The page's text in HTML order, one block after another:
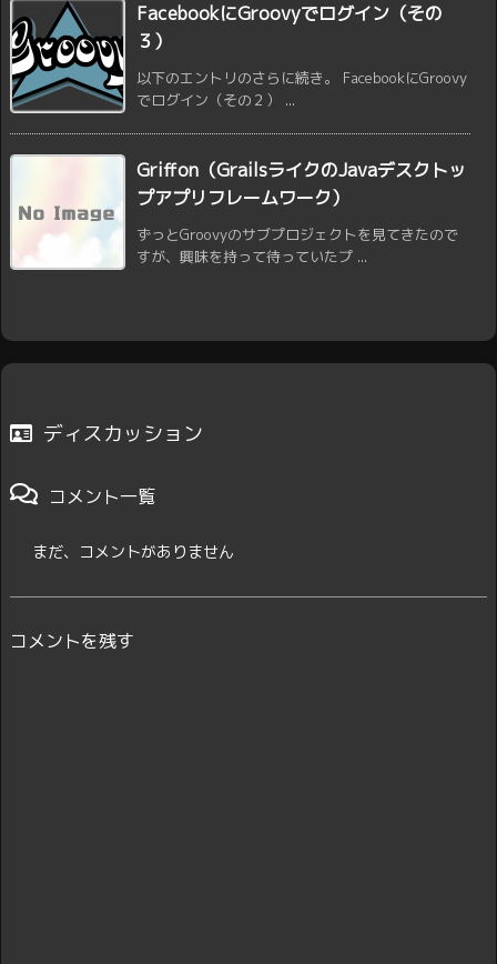
FacebookにGroovyでログイン（その
３）
以下のエントリのさらに続き。 FacebookにGroovy
でログイン（その２） ...
Griffon（GrailsライクのJavaデスクトッ
プアプリフレームワーク）
ずっとGroovyのサブプロジェクトを見てきたので
すが、興味を持って待っていたプ ...
ディスカッション
コメント一覧
まだ、コメントがありません
コメントを残す